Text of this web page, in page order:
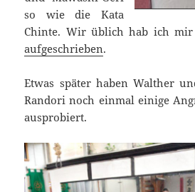
so wie die Kata
Chinte. Wir üblich hab ich mir
aufgeschrieben.
Etwas später haben Walther
Randori noch einmal einige
ausprobiert.